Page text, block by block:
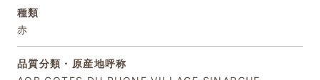
種類
赤
品質分類・原産地呼称